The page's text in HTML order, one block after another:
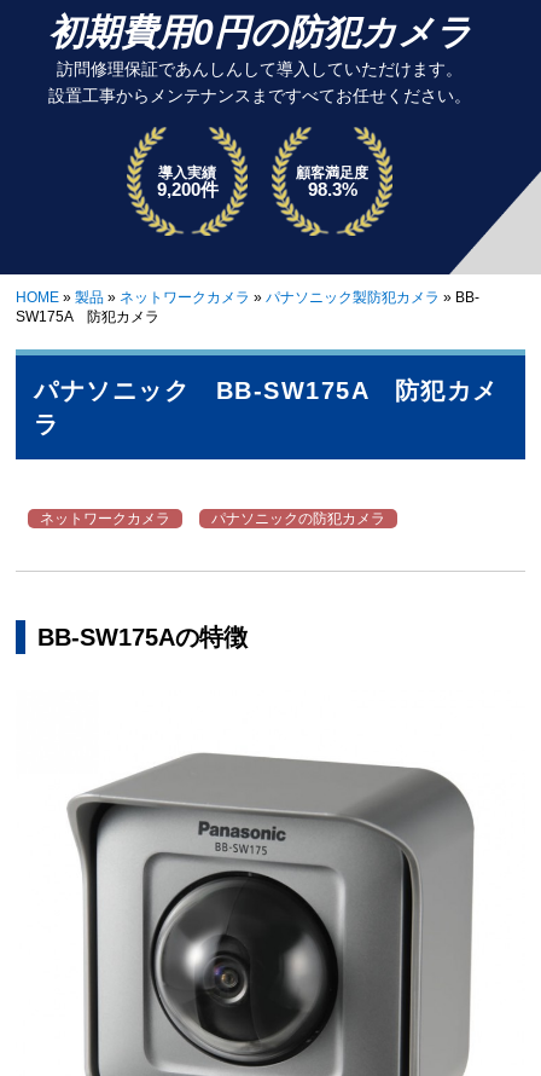
初期費用0円の防犯カメラ
訪問修理保証であんしんして導入していただけます。
設置工事からメンテナンスまですべてお任せください。
導入実績
9,200件
顧客満足度
98.3%
HOME »製品 » ネットワークカメラ »パナソニック製防犯カメラ » BB-
SW175A 防犯カメラ
パナソニック BB-SW175A 防犯カメ
ラ
ネットワークカメラ パナソニックの防犯カメラ
BB-SW175Aの特徴